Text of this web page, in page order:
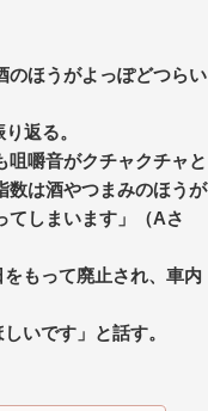
のほうがよっぽどつらい
返る。
咀嚼音がクチャクチャと
数は酒やつまみのほうが
てしまいます」（Aさ
もって廃止され、車内
いです」と話す。